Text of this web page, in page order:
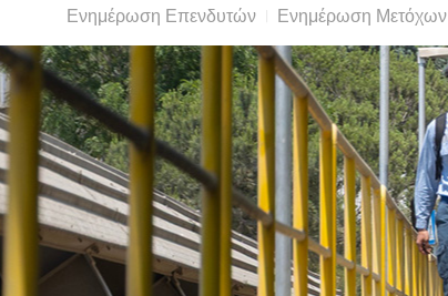
Ενημέρωση Επενδυτών Ενημέρωση Μετόχων